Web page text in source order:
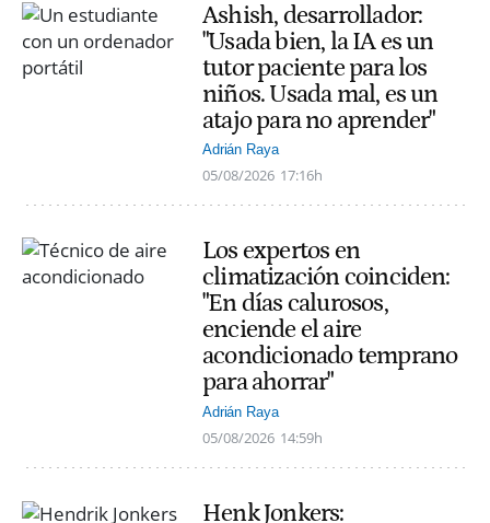
Ashish, desarrollador:
"Usada bien, la IA es un
tutor paciente para los
niños. Usada mal, es un
atajo para no aprender"
Adrián Raya
05/08/2026 17:16h
Los expertos en
climatización coinciden:
"En días calurosos,
enciende el aire
acondicionado temprano
para ahorrar"
Adrián Raya
05/08/2026 14:59h
Henk Jonkers: